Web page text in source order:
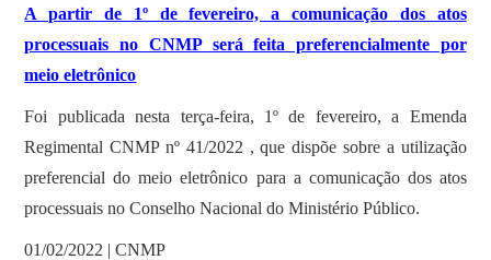
A partir de 1º de fevereiro, a comunicação dos atos
processuais no CNMP será feita preferencialmente por
meio eletrônico
Foi publicada nesta terça-feira, 1º de fevereiro, a Emenda
Regimental CNMP nº 41/2022 , que dispõe sobre a utilização
preferencial do meio eletrônico para a comunicação dos atos
processuais no Conselho Nacional do Ministério Público.
01/02/2022 | CNMP